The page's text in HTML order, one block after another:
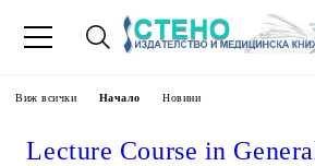
Виж всички Начало Новини
Lecture Course in